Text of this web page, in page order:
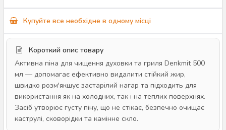
Купуйте все необхідне в одному місці
Короткий опис товару
Активна піна для чищення духовки та гриля Denkmit 500
мл — допомагає ефективно видалити стійкий жир,
швидко розм'якшує застарілий нагар та підходить для
використання як на холодних, так і на теплих поверхнях.
Засіб утворює густу піну, що не стікає, безпечно очищає
каструлі, сковорідки та камінне скло.